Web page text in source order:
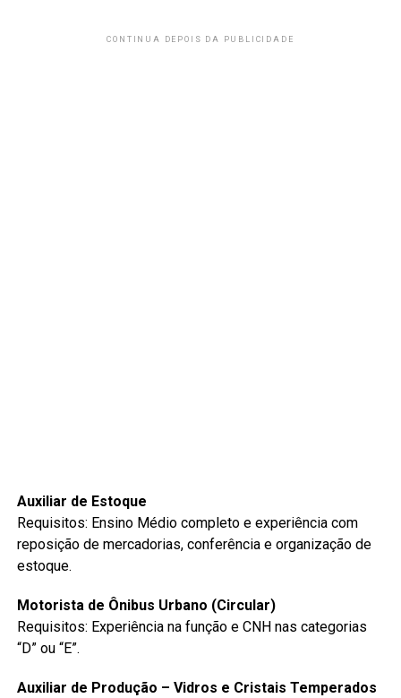
CONTINUA DEPOIS DA PUBLICIDADE
Auxiliar de Estoque
Requisitos: Ensino Médio completo e experiência com
reposição de mercadorias, conferência e organização de
estoque.
Motorista de Ônibus Urbano (Circular)
Requisitos: Experiência na função e CNH nas categorias
“D” ou “E”.
Auxiliar de Produção – Vidros e Cristais Temperados